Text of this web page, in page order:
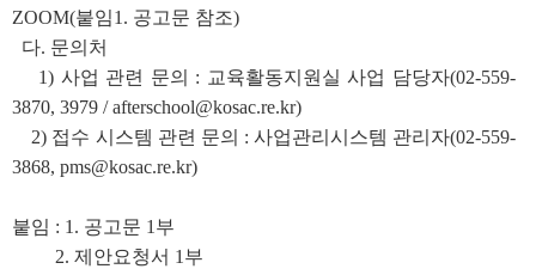
ZOOM(붙임1. 공고문 참조)
다. 문의처
1) 사업 관련 문의 : 교육활동지원실 사업 담당자(02-559-
3870, 3979 / afterschool@kosac.re.kr)
2) 접수 시스템 관련 문의 : 사업관리시스템 관리자(02-559-
3868, pms@kosac.re.kr)
붙임 : 1. 공고문 1부
2. 제안요청서 1부